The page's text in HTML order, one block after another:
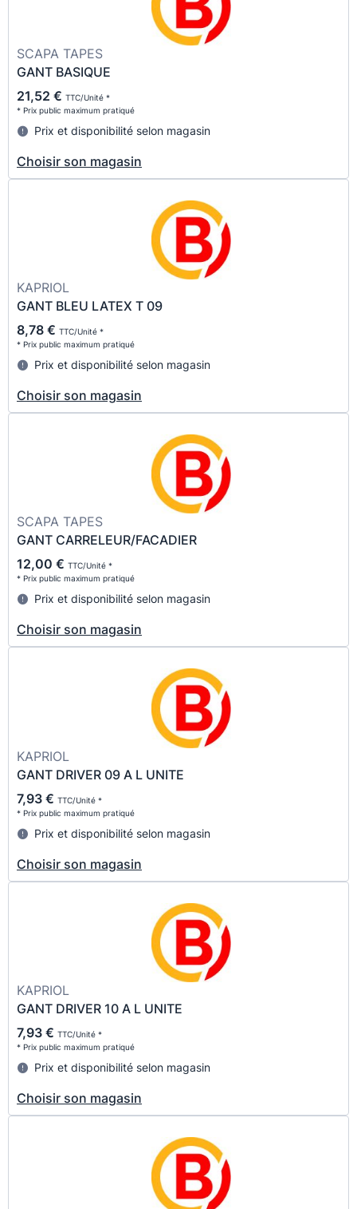
SCAPA TAPES
GANT BASIQUE
21,52 € TTC/Unité *
* Prix public maximum pratiqué
Prix et disponibilité selon magasin
Choisir son magasin
KAPRIOL
GANT BLEU LATEX T 09
8,78 € TTC/Unité *
* Prix public maximum pratiqué
Prix et disponibilité selon magasin
Choisir son magasin
SCAPA TAPES
GANT CARRELEUR/FACADIER
12,00 € TTC/Unité *
* Prix public maximum pratiqué
Prix et disponibilité selon magasin
Choisir son magasin
KAPRIOL
GANT DRIVER 09 A L UNITE
7,93 € TTC/Unité *
* Prix public maximum pratiqué
Prix et disponibilité selon magasin
Choisir son magasin
KAPRIOL
GANT DRIVER 10 A L UNITE
7,93 € TTC/Unité *
* Prix public maximum pratiqué
Prix et disponibilité selon magasin
Choisir son magasin